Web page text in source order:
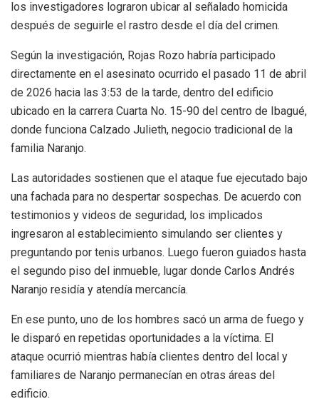
los investigadores lograron ubicar al señalado homicida
después de seguirle el rastro desde el día del crimen.
Según la investigación, Rojas Rozo habría participado
directamente en el asesinato ocurrido el pasado 11 de abril
de 2026 hacia las 3:53 de la tarde, dentro del edificio
ubicado en la carrera Cuarta No. 15-90 del centro de Ibagué,
donde funciona Calzado Julieth, negocio tradicional de la
familia Naranjo.
Las autoridades sostienen que el ataque fue ejecutado bajo
una fachada para no despertar sospechas. De acuerdo con
testimonios y videos de seguridad, los implicados
ingresaron al establecimiento simulando ser clientes y
preguntando por tenis urbanos. Luego fueron guiados hasta
el segundo piso del inmueble, lugar donde Carlos Andrés
Naranjo residía y atendía mercancía.
En ese punto, uno de los hombres sacó un arma de fuego y
le disparó en repetidas oportunidades a la víctima. El
ataque ocurrió mientras había clientes dentro del local y
familiares de Naranjo permanecían en otras áreas del
edificio.